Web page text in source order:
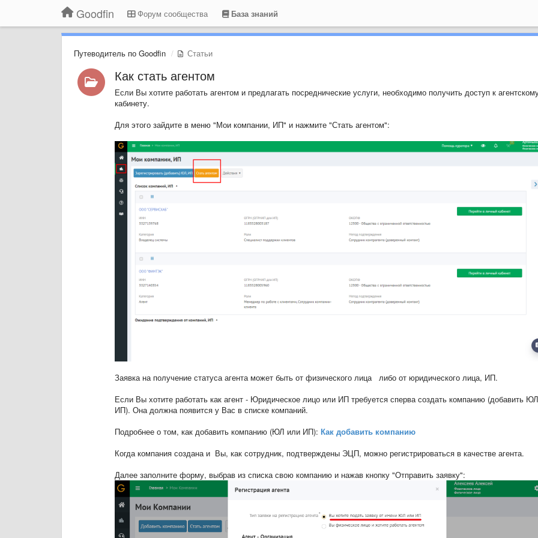
Goodfin Форум сообщества База знаний
Путеводитель по Goodfin Статьи
Как стать агентом
Если Вы хотите работать агентом и предлагать посреднические услуги, необходимо получить доступ к
кабинету.
Для этого зайдите в меню "Мои компании, ИП" и нажмите "Стать агентом":
Заявка на получение статуса агента может быть от физического лица либо от юридического лица, ИП.
Если Вы хотите работать как агент - Юридическое лицо или ИП требуется сперва создать компанию (добавить
ИП). Она должна появится у Вас в списке компаний.
Подробнее о том, как добавить компанию (ЮЛ или ИП): Как добавить компанию
Когда компания создана и Вы, как сотрудник, подтверждены ЭЦП, можно регистрироваться в качестве агента.
Далее заполните форму, выбрав из списка свою компанию и нажав кнопку "Отправить заявку":